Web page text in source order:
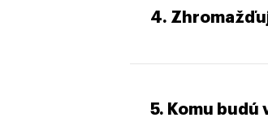
4.
5. Komu